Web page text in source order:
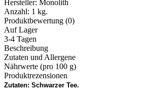
Hersteller: Monolith
Anzahl: 1 kg.
Produktbewertung (0)
Auf Lager
3-4 Tagen
Beschreibung
Zutaten und Allergene
Nährwerte (pro 100 g)
Produktrezensionen
Zutaten: Schwarzer Tee.